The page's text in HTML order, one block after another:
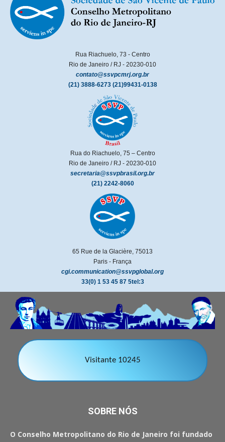
Rua Riachuelo, 73 - Centro
Rio de Janeiro / RJ - 20230-010
contato@ssvpcmrj.org.br
(21) 3888-6273 (21)99431-0138
Rua do Riachuelo, 75 – Centro
Rio de Janeiro / RJ - 20230-010
secretaria@ssvpbrasil.org.br
(21) 2242-8060
65 Rue de la Glacière, 75013
Paris - França
cgi.communication@ssvpglobal.org
33(0) 1 53 45 87 5tel:3
Visitante 10245
SOBRE NÓS
O Conselho Metropolitano do Rio de Janeiro foi fundado